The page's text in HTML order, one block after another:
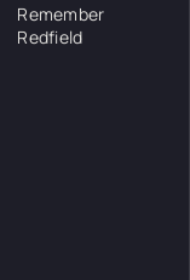
Remember
Redfield